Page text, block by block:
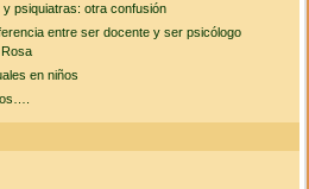
y psiquiatras: otra confusión
entre ser docente y ser psicólogo
en niños